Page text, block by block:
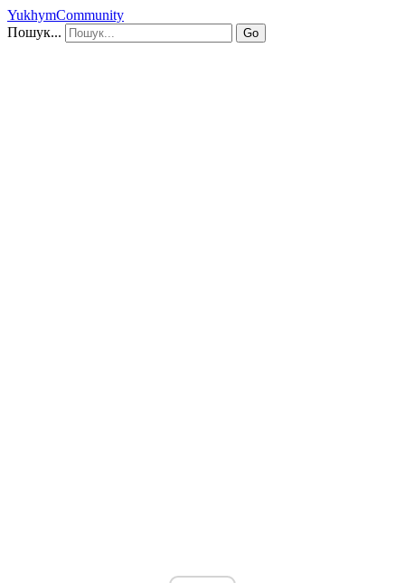
YukhymCommunity
Пошук...
Go